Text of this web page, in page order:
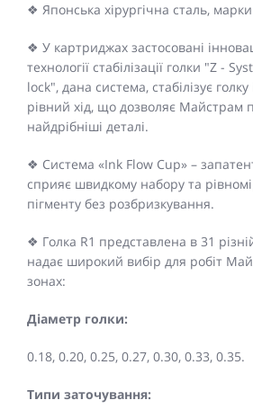
❖ Японська хірургічна сталь,
❖ У картриджах застосовані
технології стабілізації голки "Z -
lock", дана система, стабілізує голку
рівний хід, що дозволяє Майстрам
найдрібніші деталі.
❖ Система «Ink Flow Cup» –
сприяє швидкому набору та
пігменту без розбризкування.
❖ Голка R1 представлена в 31
надає широкий вибір для робіт
зонах:
Діаметр голки:
0.18, 0.20, 0.25, 0.27, 0.30, 0.33, 0.35.
Типи заточування: